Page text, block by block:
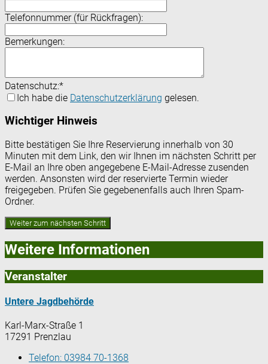
Telefonnummer (für Rückfragen):
Bemerkungen:
Datenschutz:*
Ich habe die Datenschutzerklärung gelesen.
Wichtiger Hinweis
Bitte bestätigen Sie Ihre Reservierung innerhalb von 30
Minuten mit dem Link, den wir Ihnen im nächsten Schritt per
E-Mail an Ihre oben angegebene E-Mail-Adresse zusenden
werden. Ansonsten wird der reservierte Termin wieder
freigegeben. Prüfen Sie gegebenenfalls auch Ihren Spam-
Ordner.
Weitere Informationen
Veranstalter
Untere Jagdbehörde
Karl-Marx-Straße 1
17291 Prenzlau
Telefon: 03984 70-1368